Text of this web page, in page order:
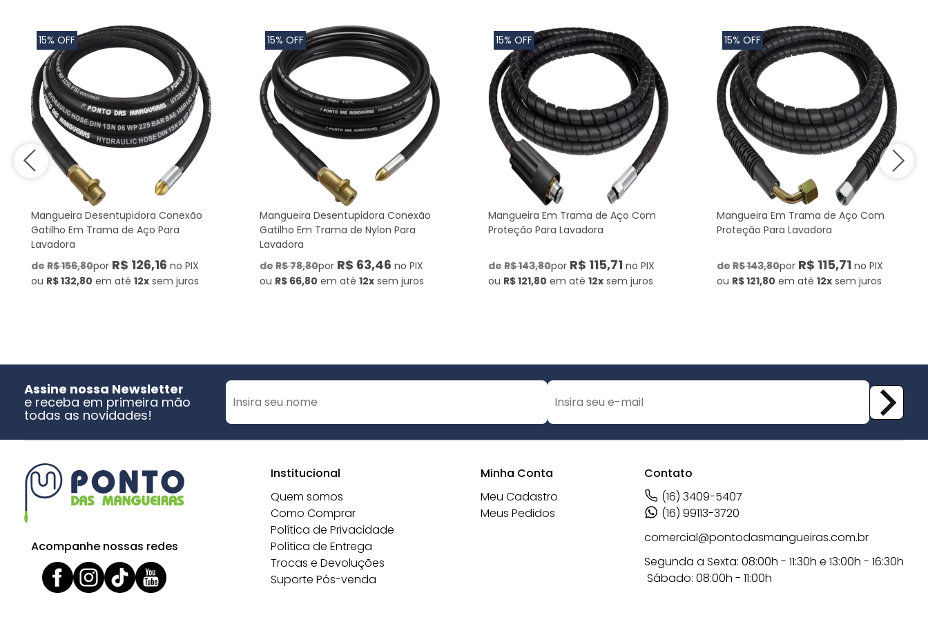
15% OFF
Mangueira Desentupidora Conexão
Gatilho Em Trama de Aço Para
Lavadora
de R$ 156,80por R$ 126,16 no PIX
ou R$ 132,80 em até 12x sem juros
15% OFF
Mangueira Desentupidora Conexão
Gatilho Em Trama de Nylon Para
Lavadora
de R$ 78,80por R$ 63,46 no PIX
ou R$ 66,80 em até 12x sem juros
15% OFF
Mangueira Em Trama de Aço Com
Proteção Para Lavadora
de R$ 143,80por R$ 115,71 no PIX
ou R$ 121,80 em até 12x sem juros
15% OFF
Mangueira Em Trama de Aço Com
Proteção Para Lavadora
de R$ 143,80por R$ 115,71 no PIX
ou R$ 121,80 em até 12x sem juros
Assine nossa Newsletter
e receba em primeira mão
todas as novidades!
Acompanhe nossas redes
Institucional
Quem somos
Como Comprar
Política de Privacidade
Política de Entrega
Trocas e Devoluções
Suporte Pós-venda
Minha Conta
Meu Cadastro
Meus Pedidos
Contato
(16) 3409-5407
(16) 99113-3720
comercial@pontodasmangueiras.com.br
Segunda a Sexta: 08:00h - 11:30h e 13:00h - 16:30h
Sábado: 08:00h - 11:00h